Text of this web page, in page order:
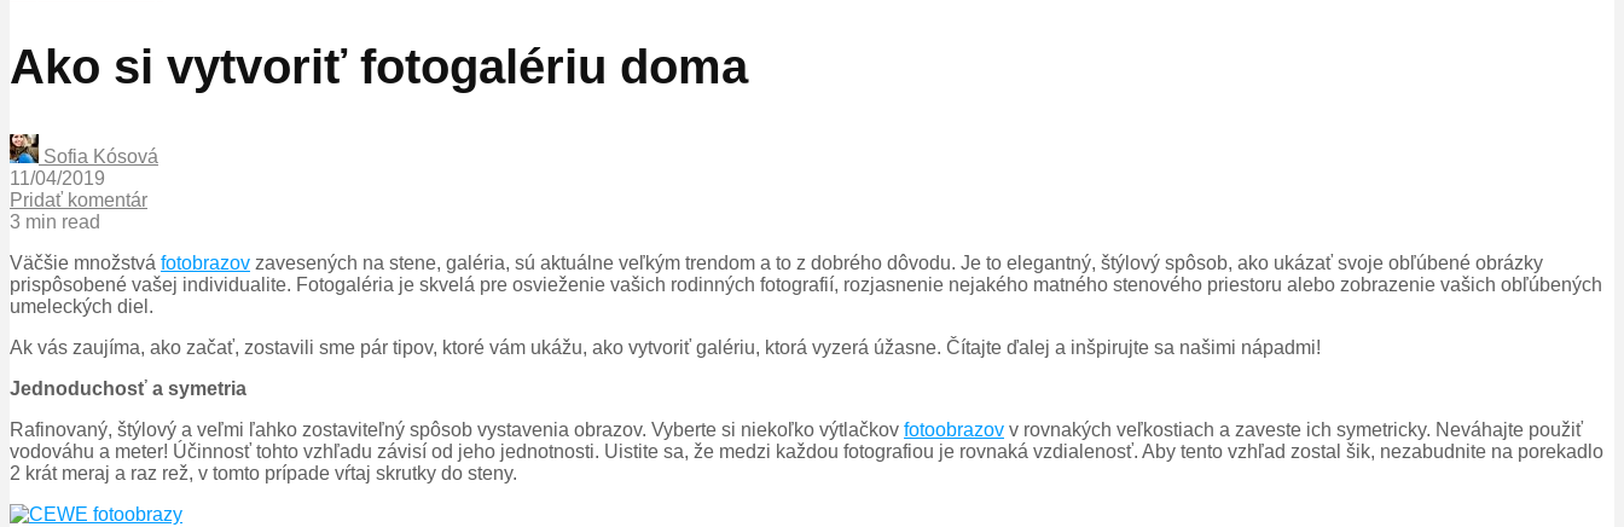
Ako si vytvoriť fotogalériu doma
Sofia Kósová
11/04/2019
Pridať komentár
3 min read
Väčšie množstvá fotobrazov zavesených na stene, galéria, sú aktuálne veľkým trendom a to z dobrého dôvodu. Je to elegantný, štýlový spôsob, ako ukázať svoje obľúbené obrázky
prispôsobené vašej individualite. Fotogaléria je skvelá pre osvieženie vašich rodinných fotografií, rozjasnenie nejakého matného stenového priestoru alebo zobrazenie vašich obľúbených
umeleckých diel.
Ak vás zaujíma, ako začať, zostavili sme pár tipov, ktoré vám ukážu, ako vytvoriť galériu, ktorá vyzerá úžasne. Čítajte ďalej a inšpirujte sa našimi nápadmi!
Jednoduchosť a symetria
Rafinovaný, štýlový a veľmi ľahko zostaviteľný spôsob vystavenia obrazov. Vyberte si niekoľko výtlačkov fotoobrazov v rovnakých veľkostiach a zaveste ich symetricky. Neváhajte použiť
vodováhu a meter! Účinnosť tohto vzhľadu závisí od jeho jednotnosti. Uistite sa, že medzi každou fotografiou je rovnaká vzdialenosť. Aby tento vzhľad zostal šik, nezabudnite na porekadlo
2 krát meraj a raz rež, v tomto prípade vŕtaj skrutky do steny.